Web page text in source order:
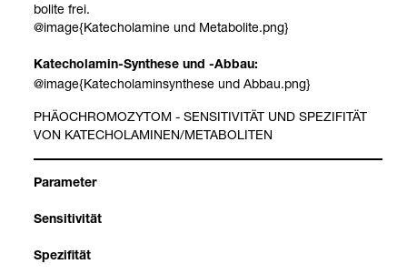
bolite frei.
@image{Katecho­l­amine und Meta­bolite.png}
Katecho­l­amin-​Syn­these und -​Abbau:
@image{Katecho­l­amin­syn­these und Abbau.png}
PHÄO­CH­RO­MO­ZY­TOM - SEN­SI­TI­VI­TÄT UND SPE­ZI­FI­TÄT
VON KATECHO­L­AMI­NEN/META­BOLI­TEN
Para­me­ter
Sen­si­ti­vi­tät
Spe­zi­fi­tät